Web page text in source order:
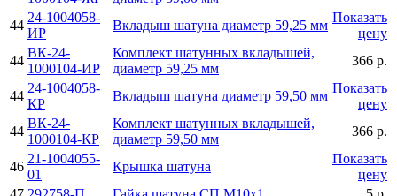
44
24-1004058-
ИР
Вкладыш шатуна диаметр 59,25 мм
Показать
цену
44
ВК-24-
1000104-ИР
Комплект шатунных вкладышей,
диаметр 59,25 мм
366 р.
44
24-1004058-
КР
Вкладыш шатуна диаметр 59,50 мм
Показать
цену
44
ВК-24-
1000104-КР
Комплект шатунных вкладышей,
диаметр 59,50 мм
366 р.
46
21-1004055-
01
Крышка шатуна
Показать
цену